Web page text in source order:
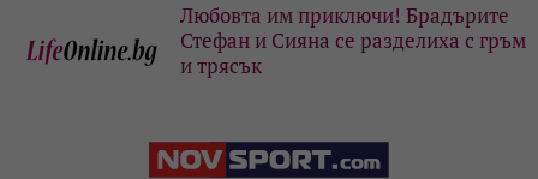
Любовта им приключи! Брадърите
Стефан и Сияна се разделиха с гръм
и трясък